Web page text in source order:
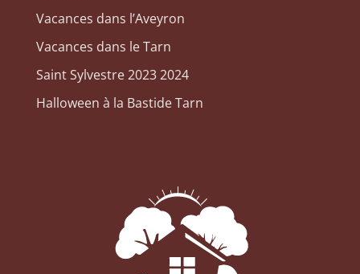
Vacances dans l’Aveyron
Vacances dans le Tarn
Saint Sylvestre 2023 2024
Halloween à la Bastide Tarn